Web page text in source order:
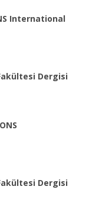
International
Dergisi
Dergisi